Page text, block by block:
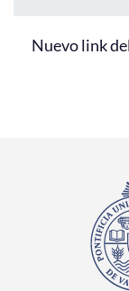
Nuevo link